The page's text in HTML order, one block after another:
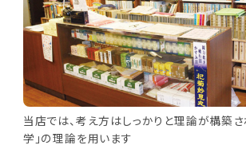
当店では、考え方はしっかりと理論が構築さ
学」の理論を用います